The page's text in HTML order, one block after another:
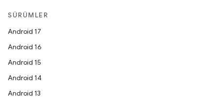
SÜRÜMLER
Android 17
Android 16
Android 15
Android 14
Android 13